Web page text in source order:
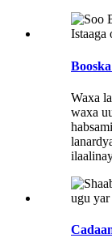
Waxa
waxa